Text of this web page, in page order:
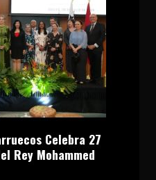
Celebra 27
Rey Mohammed